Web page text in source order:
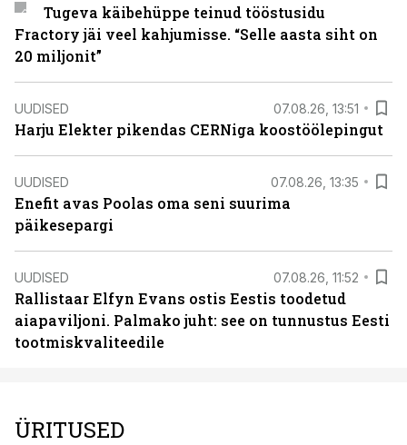
Tugeva käibehüppe teinud tööstusidu
Fractory jäi veel kahjumisse. “Selle aasta siht on
20 miljonit”
UUDISED 07.08.26, 13:51
Harju Elekter pikendas CERNiga koostöölepingut
UUDISED 07.08.26, 13:35
Enefit avas Poolas oma seni suurima
päikesepargi
UUDISED 07.08.26, 11:52
Rallistaar Elfyn Evans ostis Eestis toodetud
aiapaviljoni. Palmako juht: see on tunnustus Eesti
tootmiskvaliteedile
ÜRITUSED